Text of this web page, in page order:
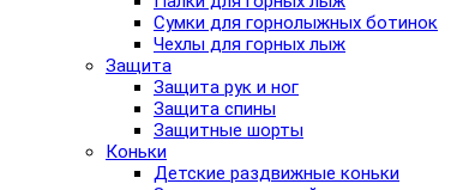
Сумки для горнолыжных ботинок
Чехлы для горных лыж
Защита
Защита рук и ног
Защита спины
Защитные шорты
Коньки
Детские раздвижные коньки